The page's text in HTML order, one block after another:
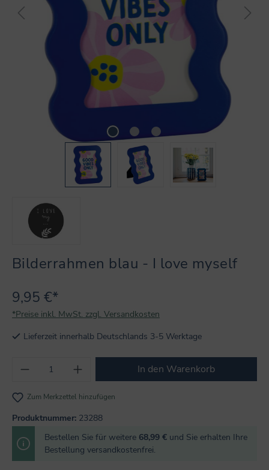
Bilderrahmen blau - I love myself
9,95 €*
*Preise inkl. MwSt. zzgl. Versandkosten
Lieferzeit innerhalb Deutschlands 3-5 Werktage
Produkt Anzahl: Gib den gewünschten
In den Warenkorb
Zum Merkzettel hinzufügen
Produktnummer: 23288
Bestellen Sie für weitere 68,99 € und Sie erhalten Ihre
Bestellung versandkostenfrei.